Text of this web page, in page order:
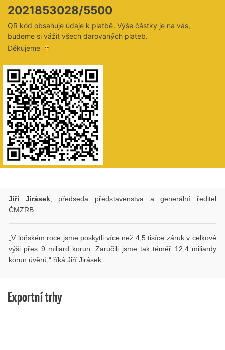
2021853028/5500
QR kód obsahuje údaje k platbě. Výše částky je na vás,
budeme si vážit všech darovaných plateb.
Děkujeme 😊
Jiří Jirásek, předseda představenstva a generální ředitel
ČMZRB.
„V loňském roce jsme poskytli více než 4,5 tisíce záruk v celkové
výši přes 9 miliard korun. Zaručili jsme tak téměř 12,4 miliardy
korun úvěrů,“ říká Jiří Jirásek.
Exportní trhy